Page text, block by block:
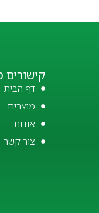
קישורים
דף הבית
מוצרים
אודות
צור קשר